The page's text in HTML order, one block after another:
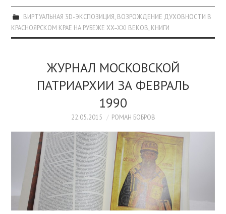
ВИРТУАЛЬНАЯ 3D-ЭКСПОЗИЦИЯ, ВОЗРОЖДЕНИЕ ДУХОВНОСТИ В
КРАСНОЯРСКОМ КРАЕ НА РУБЕЖЕ XX–XXI ВЕКОВ, КНИГИ
ЖУРНАЛ МОСКОВСКОЙ
ПАТРИАРХИИ ЗА ФЕВРАЛЬ
1990
22.05.2015 РОМАН БОБРОВ